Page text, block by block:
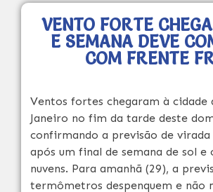
VENTO FORTE
E SEMANA DEVE
COM FRENTE
Ventos fortes chegaram à cidade
Janeiro no fim da tarde deste
confirmando a previsão de
após um final de semana de sol e
nuvens. Para amanhã (29), a
termômetros despenquem e não